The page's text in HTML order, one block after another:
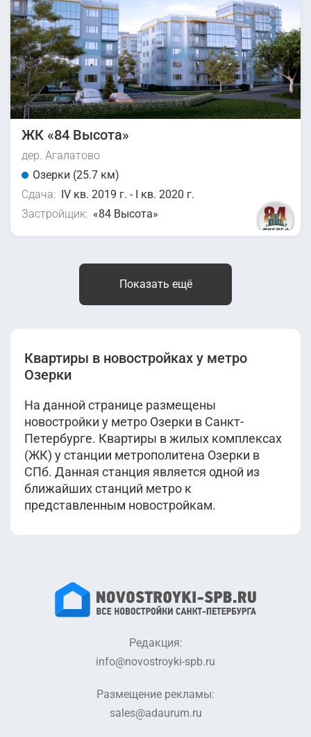
ЖК «84 Высота»
дер. Агалатово
Озерки (25.7 км)
Сдача: IV кв. 2019 г. - I кв. 2020 г.
Застройщик: «84 Высота»
Показать ещё
Квартиры в новостройках у метро
Озерки
На данной странице размещены
новостройки у метро Озерки в Санкт-
Петербурге. Квартиры в жилых комплексах
(ЖК) у станции метрополитена Озерки в
СПб. Данная станция является одной из
ближайших станций метро к
представленным новостройкам.
Редакция:
info@novostroyki-spb.ru
Размещение рекламы:
sales@adaurum.ru